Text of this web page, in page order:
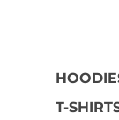
T-